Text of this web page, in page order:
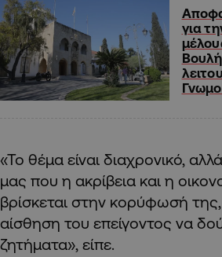
για
«Το θέμα είναι διαχρονικό,
μας που η ακρίβεια και η
βρίσκεται στην κορύφωσή
αίσθηση του επείγοντος να
ζητήματα», είπε.